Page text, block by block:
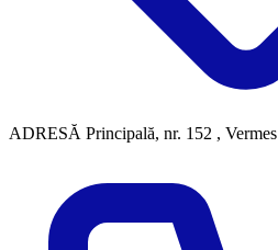
ADRESĂ Principală, nr. 152 , Vermes